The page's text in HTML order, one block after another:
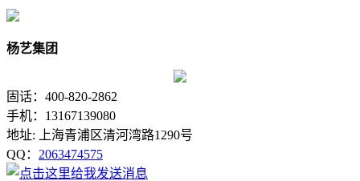
杨艺集团
固话：400-820-2862
手机：13167139080
地址: 上海青浦区清河湾路1290号
QQ： 2063474575